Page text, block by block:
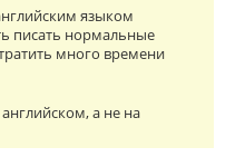
языком
писать нормальные
много времени
а не на